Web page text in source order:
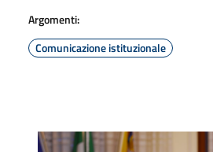
Argomenti:
Comunicazione istituzionale